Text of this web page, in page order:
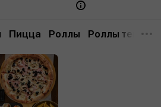
Пицца Роллы Роллы теплые